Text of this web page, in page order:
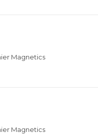
Magnetics
Magnetics